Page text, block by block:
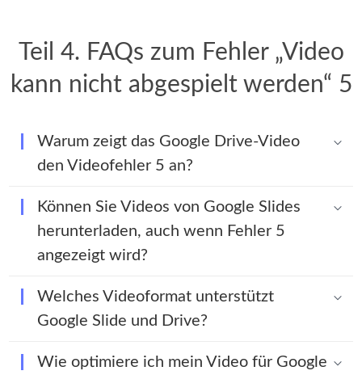
Teil 4. FAQs zum Fehler „Video
kann nicht abgespielt werden“ 5
Warum zeigt das Google Drive-Video
den Videofehler 5 an?
Können Sie Videos von Google Slides
herunterladen, auch wenn Fehler 5
angezeigt wird?
Welches Videoformat unterstützt
Google Slide und Drive?
Wie optimiere ich mein Video für Google